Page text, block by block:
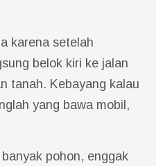
karena setelah
belok kiri ke jalan
tanah. Kebayang kalau
yang bawa mobil,
pohon, enggak